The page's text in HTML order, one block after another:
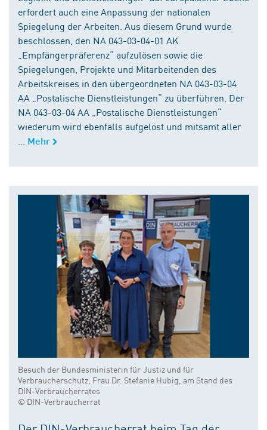
erfordert auch eine Anpassung der nationalen
Spiegelung der Arbeiten. Aus diesem Grund wurde
beschlossen, den NA 043-03-04-01 AK
„Empfängerpräferenz“ aufzulösen sowie die
Spiegelungen, Projekte und Mitarbeitenden des
Arbeitskreises in den übergeordneten NA 043-03-04
AA „Postalische Dienstleistungen“ zu überführen. Der
NA 043-03-04 AA „Postalische Dienstleistungen“
wiederum wird ebenfalls aufgelöst und mitsamt aller
Mehr
Besuch der Bundesministerin für Justiz und für
Verbraucherschutz, Frau Dr. Stefanie Hubig, am Stand des
DIN-Verbraucherrates
© DIN-Verbraucherrat